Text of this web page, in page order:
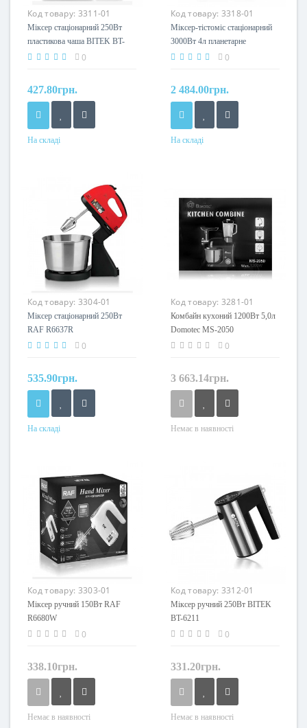
Код товару: 3311-01
Міксер стаціонарний 250Вт
пластикова чаша BITEK BT-
6637S
0
427.80грн.
На складі
Код товару: 3318-01
Міксер-тістоміс стаціонарний
3000Вт 4л планетарне
обертання металева чаша
0
2 484.00грн.
На складі
Код товару: 3304-01
Міксер стаціонарний 250Вт
RAF R6637R
0
535.90грн.
На складі
Код товару: 3281-01
Комбайн кухоний 1200Вт 5,0л
Domotec MS-2050
0
3 663.14грн.
Немає в наявності
Код товару: 3303-01
Міксер ручний 150Вт RAF
R6680W
0
338.10грн.
Немає в наявності
Код товару: 3312-01
Міксер ручний 250Вт BITEK
BT-6211
0
331.20грн.
Немає в наявності